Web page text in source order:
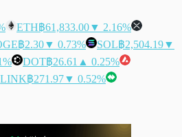
ETH฿61,833.00▼ 2.16%
฿2.30▼ 0.73% SOL฿2,504.19▼
DOT฿26.61 ▲ 0.25%
LINK฿271.97▼ 0.52%